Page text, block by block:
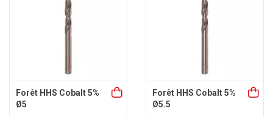
Forêt HHS Cobalt 5%
Ø5
Forêt HHS Cobalt 5%
Ø5.5